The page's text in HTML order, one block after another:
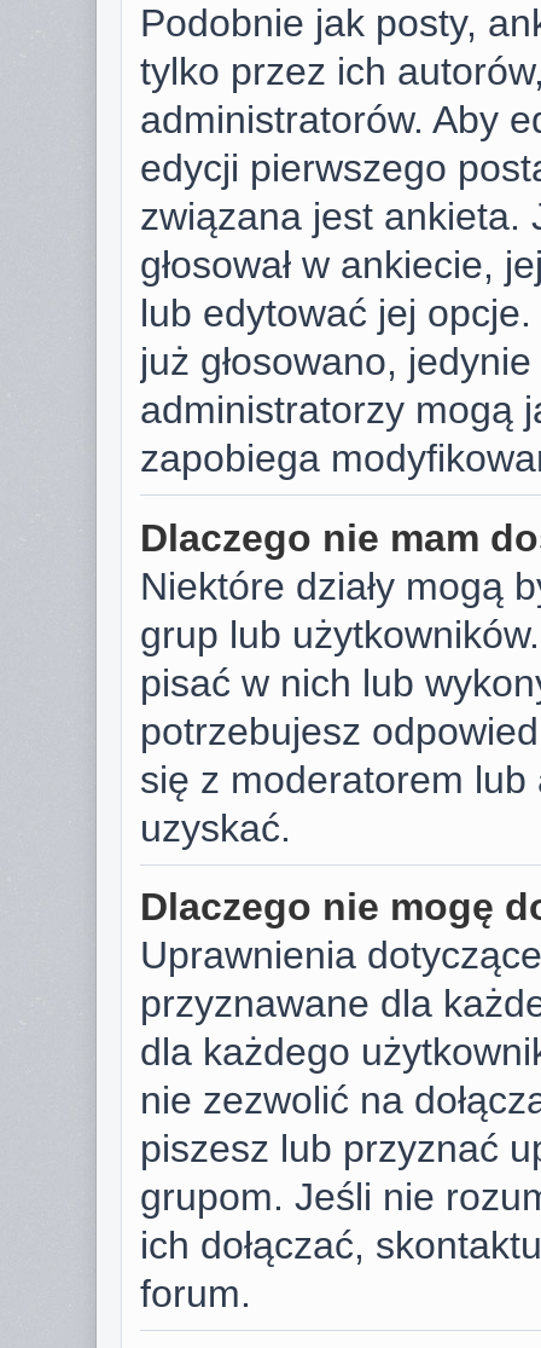
Podobnie jak posty,
tylko przez ich
administratorów. Aby
edycji pierwszego
związana jest ankieta.
głosował w ankiecie,
lub edytować jej
już głosowano,
administratorzy mogą
zapobiega
Dlaczego nie mam
Niektóre działy mogą
grup lub
pisać w nich lub
potrzebujesz
się z moderatorem
uzyskać.
Dlaczego nie mogę
Uprawnienia
przyznawane dla
dla każdego
nie zezwolić na
piszesz lub przyznać
grupom. Jeśli nie
ich dołączać,
forum.